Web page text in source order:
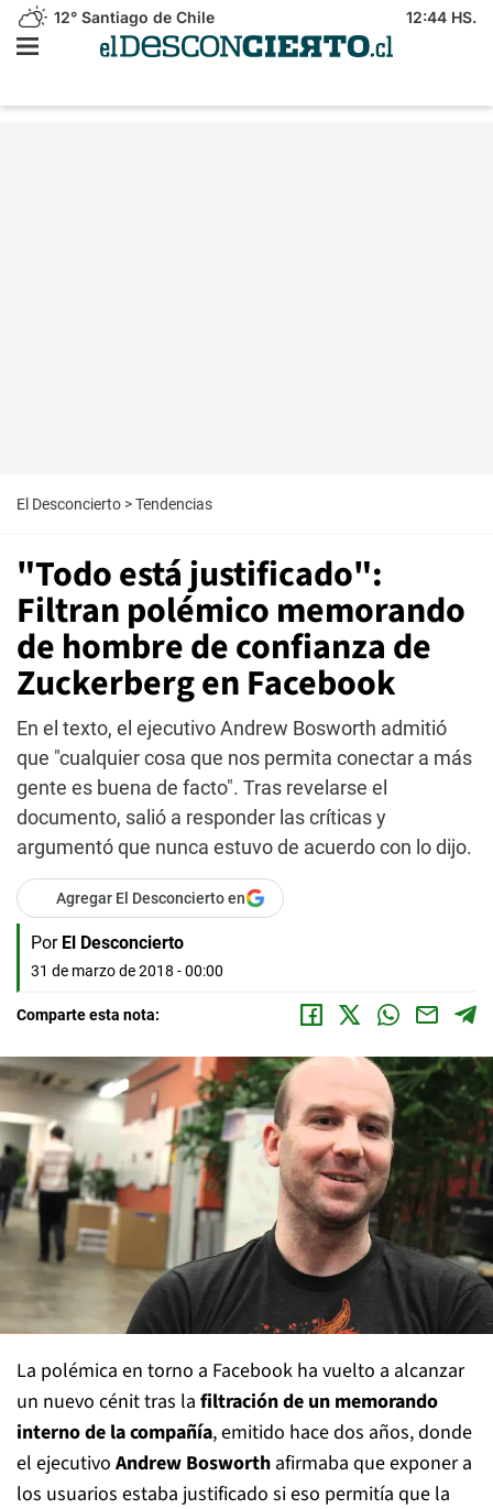
12° Santiago de Chile 12:44 HS.
El Desconcierto >Tendencias
"Todo está justificado":
Filtran polémico memorando
de hombre de confianza de
Zuckerberg en Facebook
En el texto, el ejecutivo Andrew Bosworth admitió
que "cualquier cosa que nos permita conectar a más
gente es buena de facto". Tras revelarse el
documento, salió a responder las críticas y
argumentó que nunca estuvo de acuerdo con lo dijo.
Agregar El Desconcierto en
Por El Desconcierto
31 de marzo de 2018 - 00:00
Comparte esta nota:
La polémica en torno a Facebook ha vuelto a alcanzar
un nuevo cénit tras la filtración de un memorando
interno de la compañía, emitido hace dos años, donde
el ejecutivo Andrew Bosworth afirmaba que exponer a
los usuarios estaba justificado si eso permitía que la